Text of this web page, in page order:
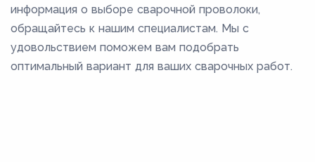
информация о выборе сварочной проволоки,
обращайтесь к нашим специалистам. Мы с
удовольствием поможем вам подобрать
оптимальный вариант для ваших сварочных работ.